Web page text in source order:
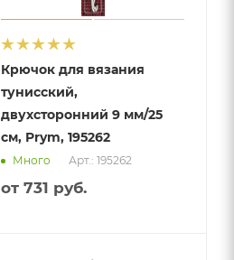
Крючок для вязания
тунисский,
двухсторонний 9 мм/25
см, Prym, 195262
Много Арт.: 195262
от731 руб.